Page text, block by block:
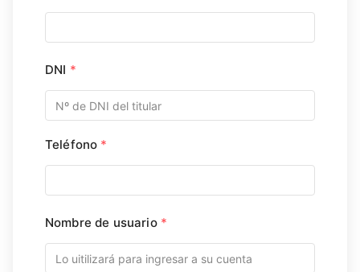
DNI *
Teléfono *
Nombre de usuario *